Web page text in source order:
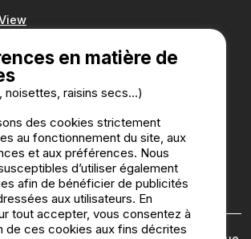
en matière de
noisettes, raisins secs...)
des cookies strictement
au fonctionnement du site, aux
et aux préférences. Nous
d’utiliser également
afin de bénéficier de publicités
aux utilisateurs. En
tout accepter, vous consentez à
de ces cookies aux fins décrites